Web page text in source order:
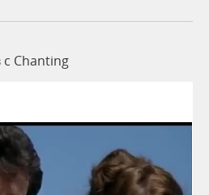
Chanting